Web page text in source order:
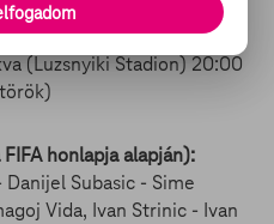
(Luzsnyiki Stadion) 20:00
honlapja alapján):
Subasic - Sime
Vida, Ivan Strinic - Ivan